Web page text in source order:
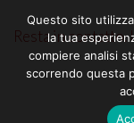
Resta in
Questo sito
la tua
compiere analisi
scorrendo questa